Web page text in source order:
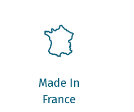
Made In
France